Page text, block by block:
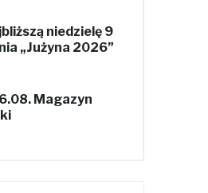
niedzielę 9
„Jużyna 2026”
Magazyn